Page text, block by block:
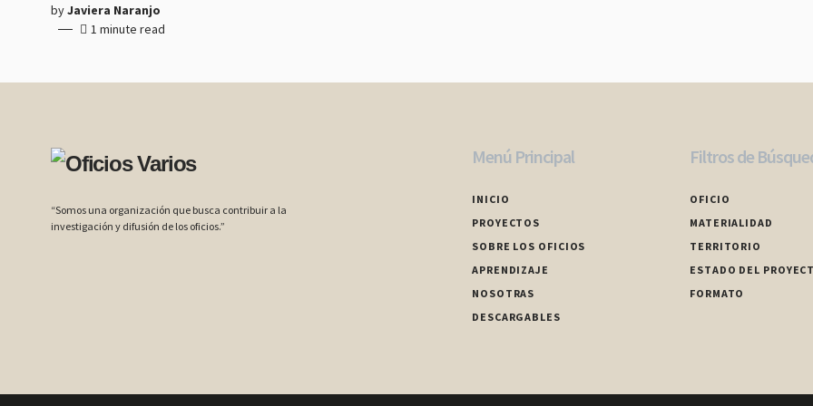
byJaviera Naranjo
1 minute read
“Somos una organización que busca contribuir a la
investigación y difusión de los oficios.”
Menú Principal
INICIO
PROYECTOS
SOBRE LOS OFICIOS
APRENDIZAJE
NOSOTRAS
DESCARGABLES
Filtros de
OFICIO
MATERIALIDAD
TERRITORIO
ESTADO DEL
FORMATO